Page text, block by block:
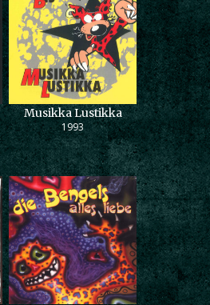
Musikka Lustikka
1993